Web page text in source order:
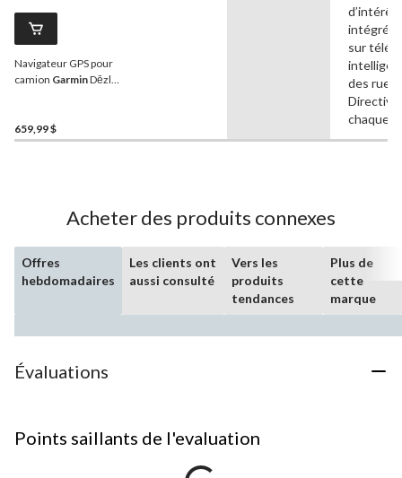
Navigateur GPS pour
camion GarminDēzl
659,99 $
sur
des rues,
chaque
Acheter des produits connexes
Offres
hebdomadaires
Les clients ont
aussi consulté
Vers les
produits
tendances
Plus de
cette
marque
Évaluations
Points saillants de l'evaluation